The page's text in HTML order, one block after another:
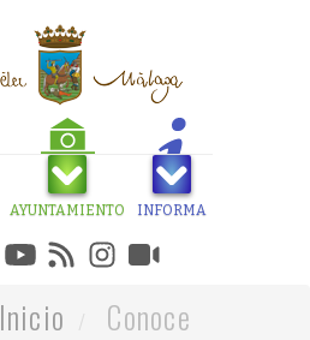
AYUNTAMIENTO INFORMA
Inicio
Conoce